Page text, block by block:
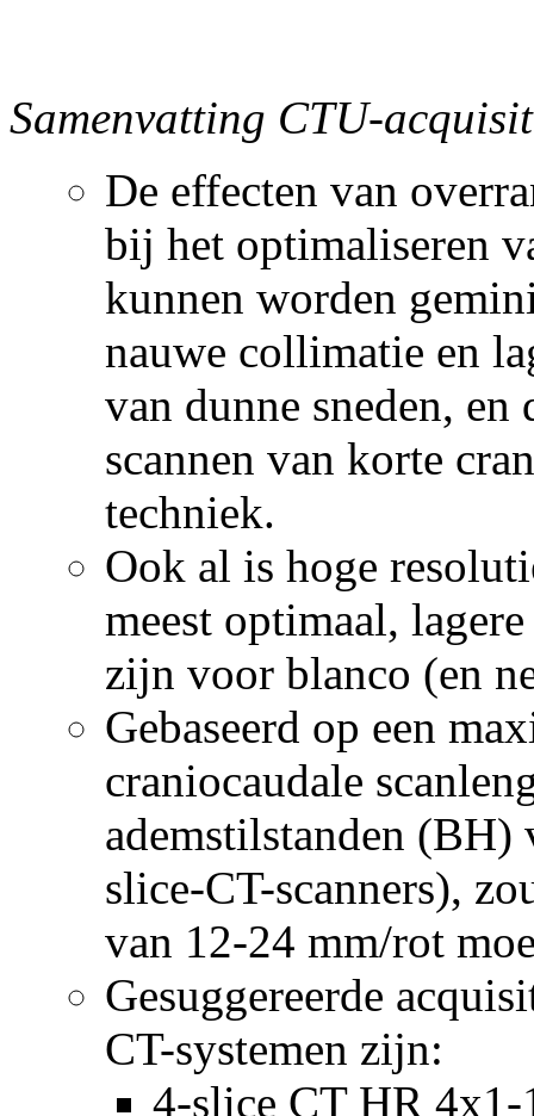
Samenvatting CTU-
De effecten van
bij het optimaliseren
kunnen worden
nauwe collimatie en
van dunne sneden,
scannen van korte
techniek.
Ook al is hoge
meest optimaal,
zijn voor blanco (en
Gebaseerd op een
craniocaudale
ademstilstanden (BH)
slice-CT-scanners),
van 12-24 mm/rot
Gesuggereerde
CT-systemen zijn:
4-slice CT HR